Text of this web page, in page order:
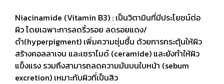
Niacinamide (Vitamin B3) : เป็นวิตามินที่มีประโยชน์ต่อ
ผิว โดยเฉพาะการลดริ้วรอย ลดรอยแดง/
ดำ(hyperpigment) เพิ่มความชุ่มชื้น ด้วยการกระตุ้นให้ผิว
สร้างคอลลาเจน และเซราไมด์ (ceramide) และยังทำให้ผิว
แข็งแรง รวมถึงสามารถลดความมันบนใบหน้า (sebum
excretion) เหมาะกับผิวที่เป็นสิว